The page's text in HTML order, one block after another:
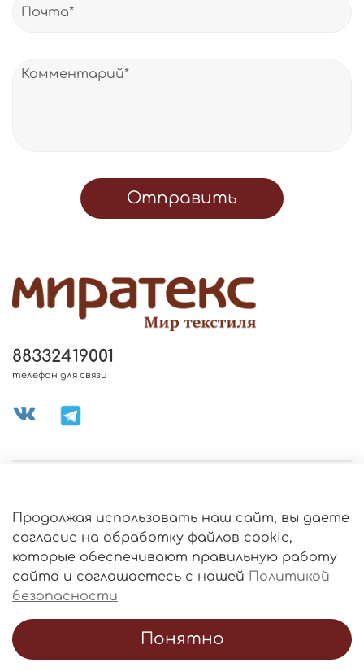
Отправить
ИНФОРМАЦИЯ
О МАГАЗИНЕ
88332419001
телефон для связи
Продолжая использовать наш сайт, вы даете
согласие на обработку файлов cookie,
которые обеспечивают правильную работу
сайта и соглашаетесь с нашей Политикой
безопасности
Понятно
Политика
обработки